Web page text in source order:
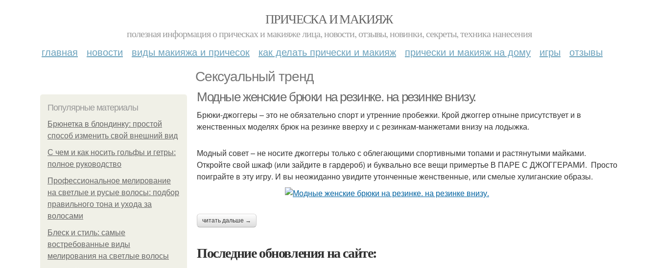
ПРИЧЕСКА И МАКИЯЖ
полезная информация о прическах и макияже лица, новости, отзывы, новинки, секреты, техника нанесения
главная новости виды макияжа и причесок как делать прически и макияж прически и макияж на дому игры отзывы
Сексуальный тренд
Популярные материалы
Брюнетка в блондинку: простой
способ изменить свой внешний вид
С чем и как носить гольфы и гетры:
полное руководство
Профессиональное мелирование
на светлые и русые волосы: подбор
правильного тона и ухода за
волосами
Блеск и стиль: самые
востребованные виды
мелирования на светлые волосы
Модные женские брюки на резинке. на резинке внизу.
Брюки-джоггеры – это не обязательно спорт и утренние пробежки. Крой джоггер отныне присутствует и в
женственных моделях брюк на резинке вверху и с резинкам-манжетами внизу на лодыжка.
Модный совет – не носите джоггеры только с облегающими спортивными топами и растянутыми майками.
Откройте свой шкаф (или зайдите в гардероб) и буквально все вещи примертье В ПАРЕ С ДЖОГГЕРАМИ. Просто
поиграйте в эту игру. И вы неожиданно увидите утонченные женственные, или смелые хулиганские образы.
читать дальше →
Последние обновления на сайте: